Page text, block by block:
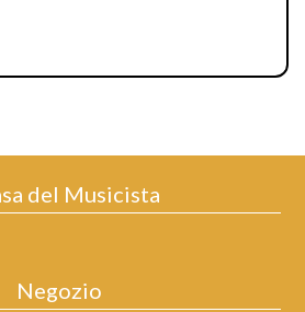
del Musicista
Negozio